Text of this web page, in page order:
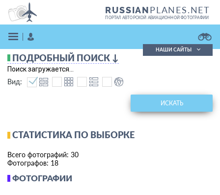
RUSSIANPLANES.NET
ПОРТАЛ АВТОРСКОЙ АВИАЦИОННОЙ ФОТОГРАФИИ
Поиск в реестре
Кратко
Подробно
НАШИ САЙТЫ
ФОТОГРАФИИ
ПОДРОБНЫЙ ПОИСК ↓
Поиск загружается...
Вид:
ИСКАТЬ
СТАТИСТИКА ПО ВЫБОРКЕ
Всего фотографий: 30
Фотографов: 18